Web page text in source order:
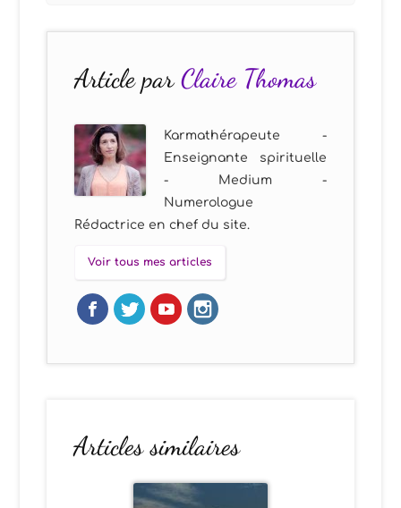
Article parClaire Thomas
Karmathérapeute -
Enseignante spirituelle
- Medium -
Numerologue
Rédactrice en chef du site.
Voir tous mes articles
Articles similaires